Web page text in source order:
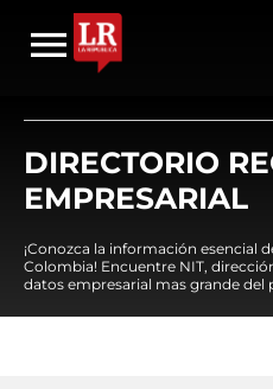
DIRECTORIO
EMPRESARIAL
¡Conozca la información esencial
Colombia! Encuentre NIT,
datos empresarial mas grande del